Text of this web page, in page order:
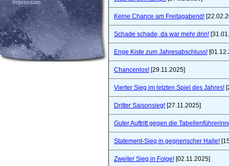
Impressum
Keine Chance am Freitagabend!
Schade schade, da war mehr drin!
Enge Kiste zum Jahresabschluss!
Chancenlos! [29.11.2025]
Vierter Sieg im letzten Spiel des Jahres!
Dritter Saisonsieg! [27.11.2025]
Guter Auftritt gegen die
Statement-Sieg in gegnerischer Halle!
Zweiter Sieg in Folge! [02.11.2025]